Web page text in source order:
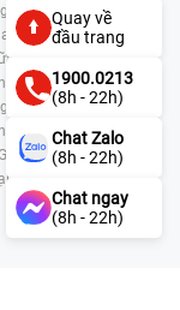
| Thay mặt
kính lưng
Samsung
Galaxy
bao
giá bao
S |
samsung |
Quay về
đầu trang
1900.0213
(8h - 22h)
Chat Zalo
(8h - 22h)
Chat ngay
(8h - 22h)